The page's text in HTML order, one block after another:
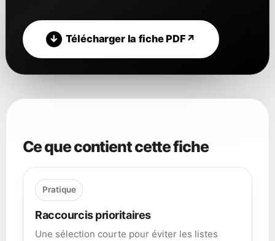
Télécharger la fiche PDF
Ce que contient cette fiche
Pratique
Raccourcis prioritaires
Une sélection courte pour éviter les listes